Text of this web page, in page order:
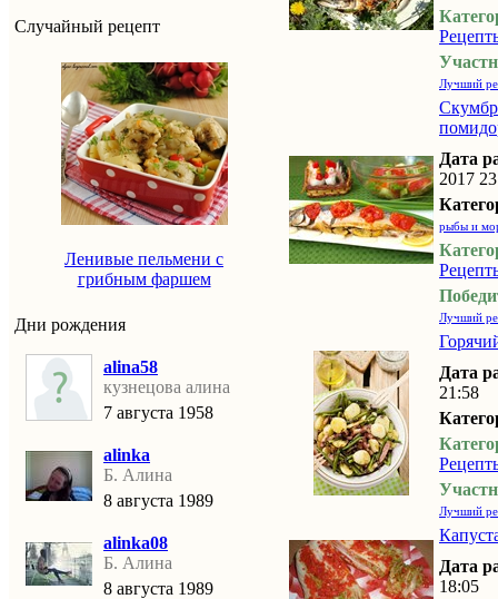
Случайный рецепт
Ленивые пельмени с
грибным фаршем
Дни рождения
alina58
кузнецова алина
7 августа 1958
alinka
Б. Алина
8 августа 1989
alinka08
Б. Алина
8 августа 1989
Лучший
Дата
2017
рыбы и
Лучший
Дата
21:58
Лучший
Дата
18:05